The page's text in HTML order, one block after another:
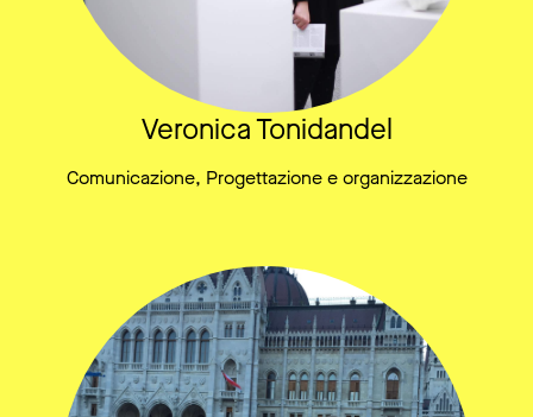
Veronica Tonidandel
Comunicazione, Progettazione e organizzazione